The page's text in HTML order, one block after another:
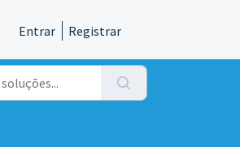
Entrar Registrar